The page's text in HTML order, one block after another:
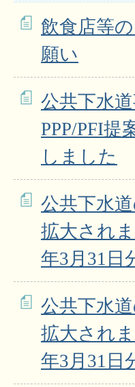
飲食店等
願い
公共下水
PPP/PFI提
しました
公共下水
拡大され
年3月31日
公共下水
拡大され
年3月31日